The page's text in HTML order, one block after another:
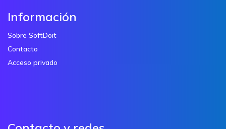
Información
Sobre SoftDoit
Contacto
Acceso privado